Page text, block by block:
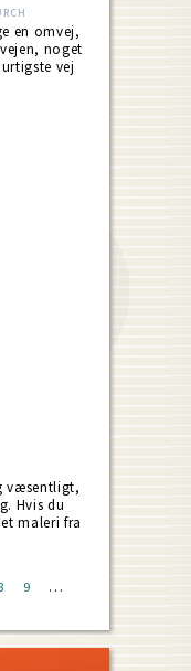
en omvej,
noget
vej
væsentligt,
Hvis du
maleri fra
Page
9 …